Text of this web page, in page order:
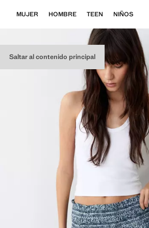
Saltar al contenido principal
MUJER HOMBRE TEEN NIÑOS